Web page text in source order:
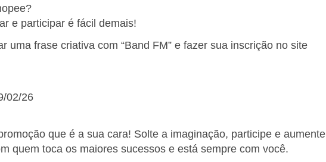
e participar é fácil demais!
uma frase criativa com “Band FM” e fazer sua inscrição no site
02/26
que é a sua cara! Solte a imaginação, participe e aumente
quem toca os maiores sucessos e está sempre com você.